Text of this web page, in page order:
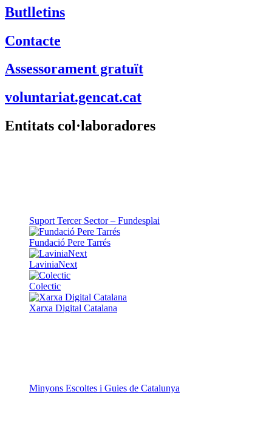
Butlletins
Contacte
Assessorament gratuït
voluntariat.gencat.cat
Entitats col·laboradores
Suport Tercer Sector – Fundesplai
Fundació Pere Tarrés
LaviniaNext
Colectic
Xarxa Digital Catalana
Minyons Escoltes i Guies de Catalunya